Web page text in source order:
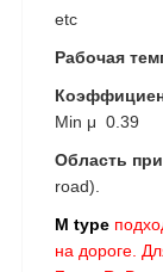
etc
Рабочая
Min μ 0.39
Область
road).
M type
на дороге.